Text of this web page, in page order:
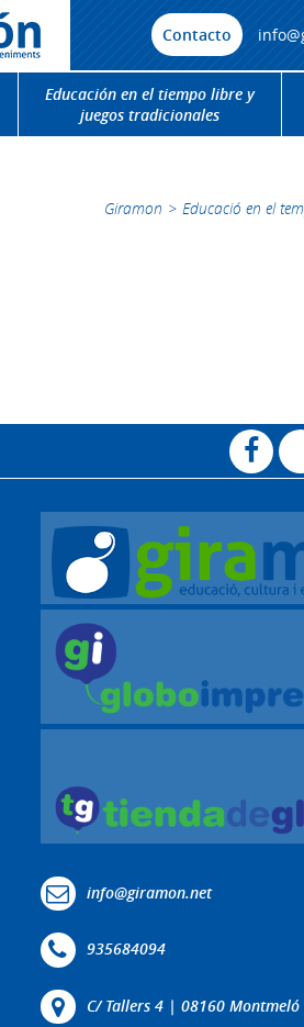
Contacto
Educación en el tiempo libre y
juegos tradicionales
Giramon > Educació en el
info@giramon.net
935684094
C/ Tallers 4 | 08160 Montmeló